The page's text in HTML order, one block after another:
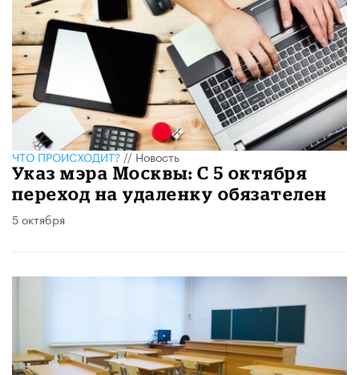
ЧТО ПРОИСХОДИТ?//Новость
Указ мэра Москвы: С 5 октября
переход на удаленку обязателен
5 октября